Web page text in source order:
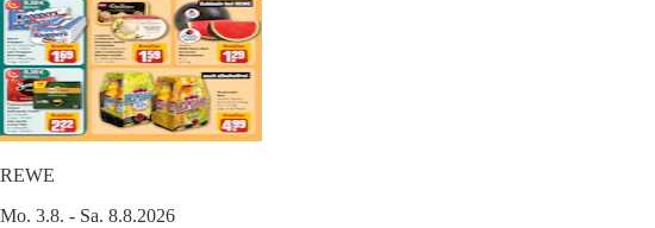
REWE
Mo. 3.8. - Sa. 8.8.2026